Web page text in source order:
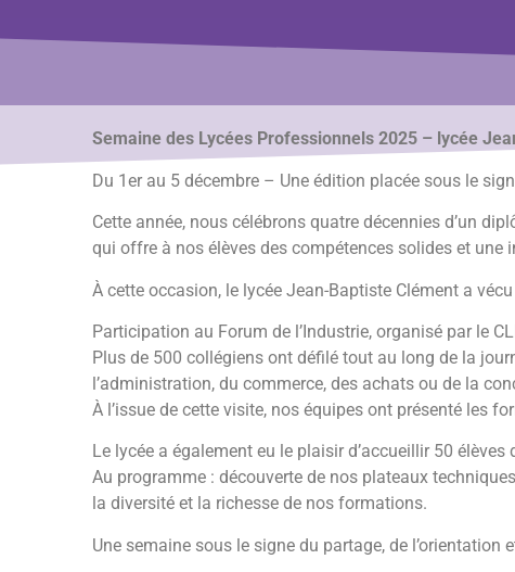
Semaine des Lycées Professionnels 2025 – lycée
Du 1er au 5 décembre – Une édition placée sous le
Cette année, nous célébrons quatre décennies d’un
qui offre à nos élèves des compétences solides et une
À cette occasion, le lycée Jean-Baptiste Clément a
Participation au Forum de l’Industrie, organisé par le
Plus de 500 collégiens ont défilé tout au long de la
l’administration, du commerce, des achats ou de la
À l’issue de cette visite, nos équipes ont présenté les
Le lycée a également eu le plaisir d’accueillir 50 élèves
Au programme : découverte de nos plateaux
la diversité et la richesse de nos formations.
Une semaine sous le signe du partage, de